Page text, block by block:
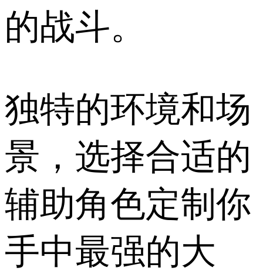
的战斗。
独特的环境和场
景，选择合适的
辅助角色定制你
手中最强的大